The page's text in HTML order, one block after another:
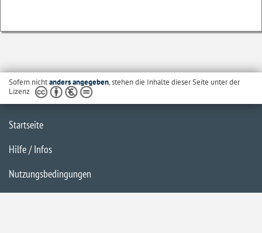
Sofern nichtanders angegeben, stehen die Inhalte dieser Seite unter der
Lizenz
Startseite
Hilfe / Infos
Nutzungsbedingungen